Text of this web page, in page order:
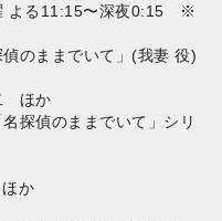
よる11:15〜深夜0:15 ※
のままでいて」(我妻 役)
ほか
探偵のままでいて」シリ
か